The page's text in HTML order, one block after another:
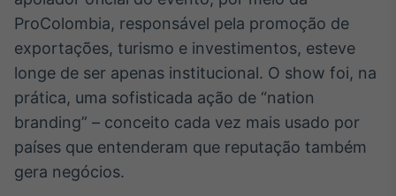
negociação de
ativos
Broadcast
Datafeed
APIs para
conteúdos e
ProColombia, responsável pela promoção de
exportações, turismo e investimentos, esteve
longe de ser apenas institucional. O show foi, na
prática, uma sofisticada ação de “nation
branding” – conceito cada vez mais usado por
países que entenderam que reputação também
gera negócios.